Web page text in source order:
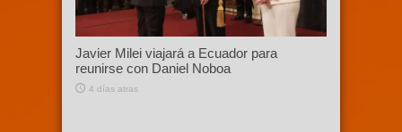
Javier Milei viajará a Ecuador para
reunirse con Daniel Noboa
4 días atras